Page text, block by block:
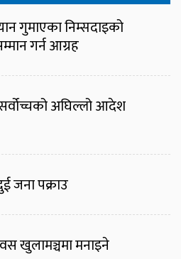
गुमाएका निम्सदाइको
गर्न आग्रह
अघिल्लो आदेश
जना पक्राउ
खुलामञ्चमा मनाइने